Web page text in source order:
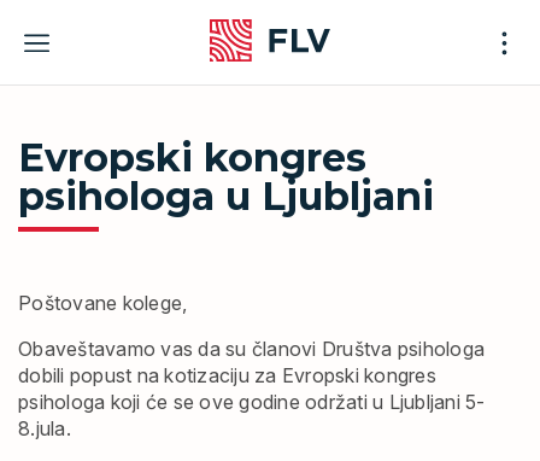
content
Evropski kongres
psihologa u Ljubljani
Poštovane kolege,
Obaveštavamo vas da su članovi Društva psihologa
dobili popust na kotizaciju za Evropski kongres
psihologa koji će se ove godine održati u Ljubljani 5-
8.jula.